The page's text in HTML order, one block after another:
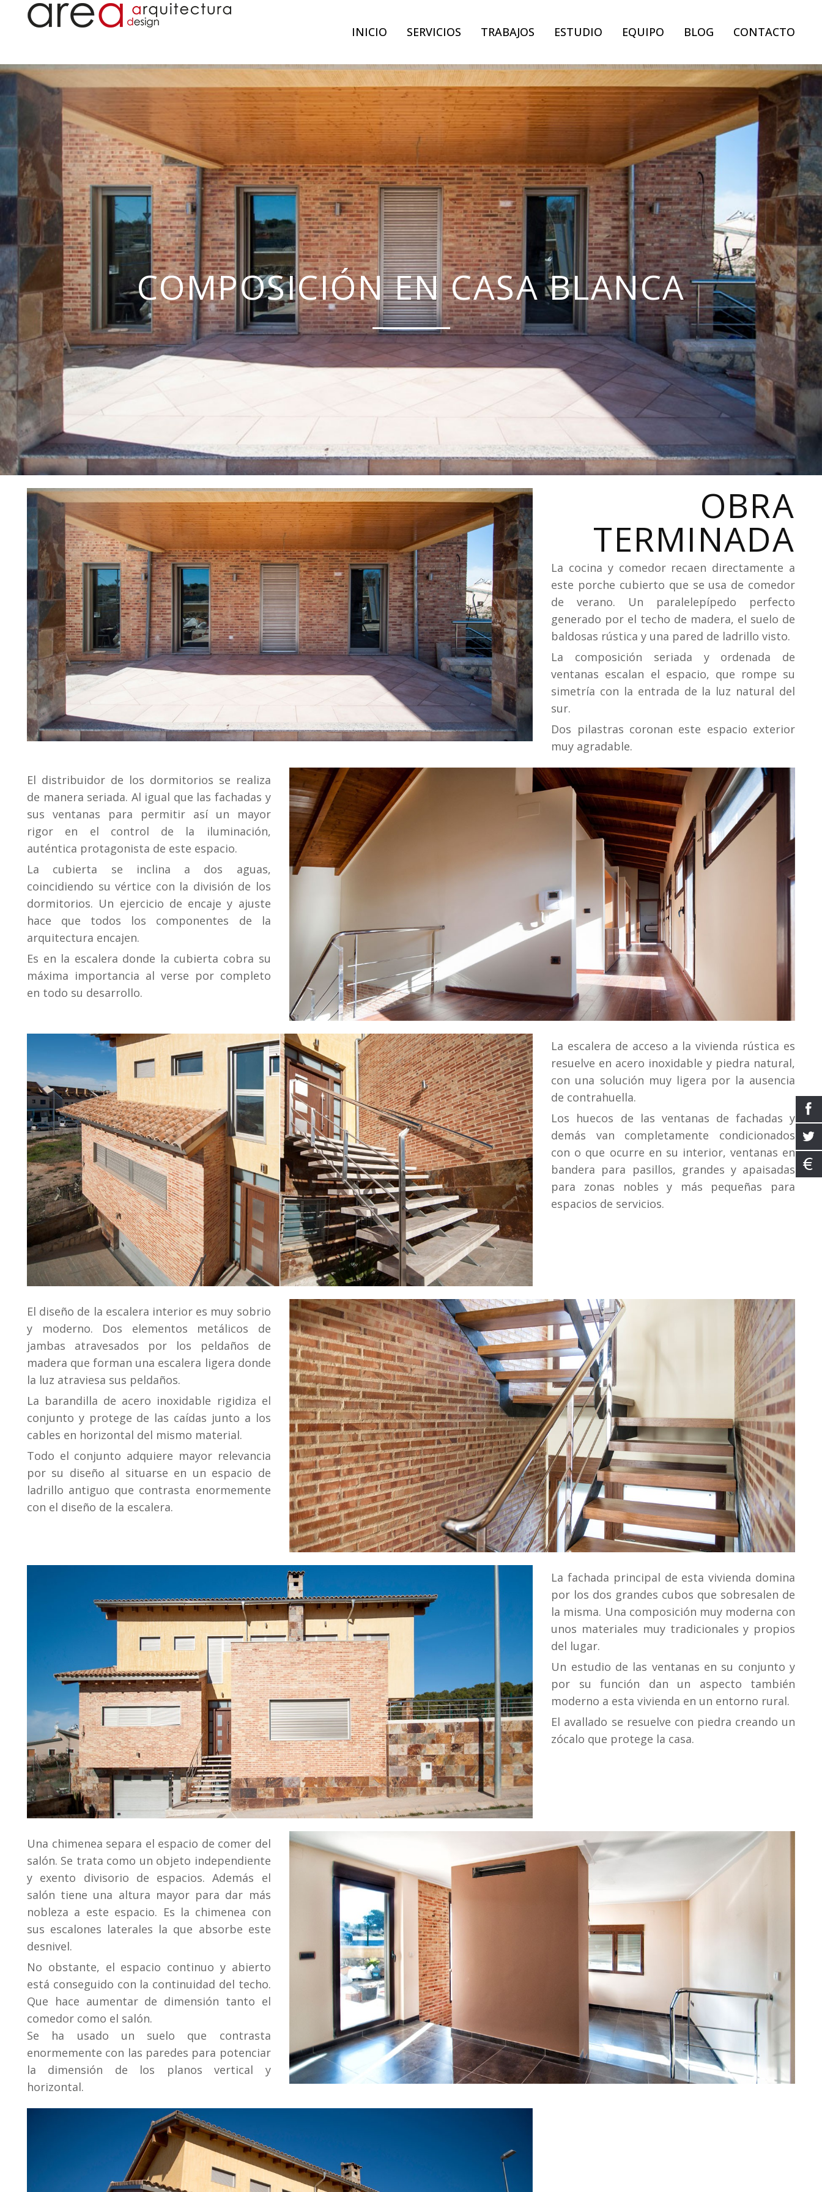
INICIO SERVICIOS TRABAJOS ESTUDIO EQUIPO BLOG CONTACTO
COMPOSICIÓN EN CASA BLANCA
OBRA
TERMINADA
La cocina y comedor recaen directamente a
este porche cubierto que se usa de comedor
de verano. Un paralelepípedo perfecto
generado por el techo de madera, el suelo de
baldosas rústica y una pared de ladrillo visto.
La composición seriada y ordenada de
ventanas escalan el espacio, que rompe su
simetría con la entrada de la luz natural del
sur.
Dos pilastras coronan este espacio exterior
muy agradable.
El distribuidor de los dormitorios se realiza
de manera seriada. Al igual que las fachadas y
sus ventanas para permitir así un mayor
rigor en el control de la iluminación,
auténtica protagonista de este espacio.
La cubierta se inclina a dos aguas,
coincidiendo su vértice con la división de los
dormitorios. Un ejercicio de encaje y ajuste
hace que todos los componentes de la
arquitectura encajen.
Es en la escalera donde la cubierta cobra su
máxima importancia al verse por completo
en todo su desarrollo.
La escalera de acceso a la vivienda rústica es
resuelve en acero inoxidable y piedra natural,
con una solución muy ligera por la ausencia
de contrahuella.
Los huecos de las ventanas de fachadas y
demás van completamente condicionados
con o que ocurre en su interior, ventanas en
bandera para pasillos, grandes y apaisadas
para zonas nobles y más pequeñas para
espacios de servicios.
El diseño de la escalera interior es muy sobrio
y moderno. Dos elementos metálicos de
jambas atravesados por los peldaños de
madera que forman una escalera ligera donde
la luz atraviesa sus peldaños.
La barandilla de acero inoxidable rigidiza el
conjunto y protege de las caídas junto a los
cables en horizontal del mismo material.
Todo el conjunto adquiere mayor relevancia
por su diseño al situarse en un espacio de
ladrillo antiguo que contrasta enormemente
con el diseño de la escalera.
La fachada principal de esta vivienda domina
por los dos grandes cubos que sobresalen de
la misma. Una composición muy moderna con
unos materiales muy tradicionales y propios
del lugar.
Un estudio de las ventanas en su conjunto y
por su función dan un aspecto también
moderno a esta vivienda en un entorno rural.
El avallado se resuelve con piedra creando un
zócalo que protege la casa.
Una chimenea separa el espacio de comer del
salón. Se trata como un objeto independiente
y exento divisorio de espacios. Además el
salón tiene una altura mayor para dar más
nobleza a este espacio. Es la chimenea con
sus escalones laterales la que absorbe este
desnivel.
No obstante, el espacio continuo y abierto
está conseguido con la continuidad del techo.
Que hace aumentar de dimensión tanto el
comedor como el salón.
Se ha usado un suelo que contrasta
enormemente con las paredes para potenciar
la dimensión de los planos vertical y
horizontal.